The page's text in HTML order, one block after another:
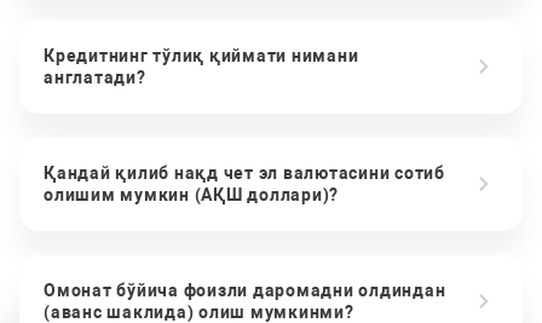
Кредитнинг тўлиқ қиймати нимани
англатади?
Қандай қилиб нақд чет эл валютасини сотиб
олишим мумкин (АҚШ доллари)?
Омонат бўйича фоизли даромадни олдиндан
(аванс шаклида) олиш мумкинми?